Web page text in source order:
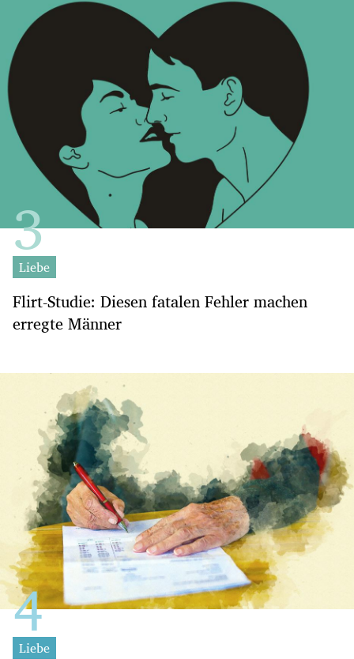
Liebe
Flirt-Studie: Diesen fatalen Fehler machen
erregte Männer
Liebe